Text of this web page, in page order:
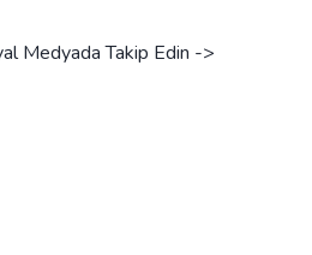
Medyada Takip Edin ->